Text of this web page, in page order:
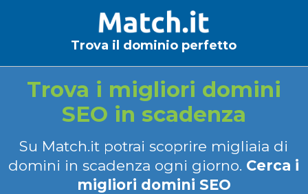
Trova il dominio perfetto
Trova i migliori domini
SEO in scadenza
Su Match.it potrai scoprire migliaia di
domini in scadenza ogni giorno. Cerca i
migliori domini SEO